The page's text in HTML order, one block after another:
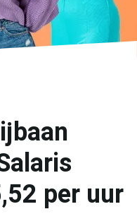
per uur